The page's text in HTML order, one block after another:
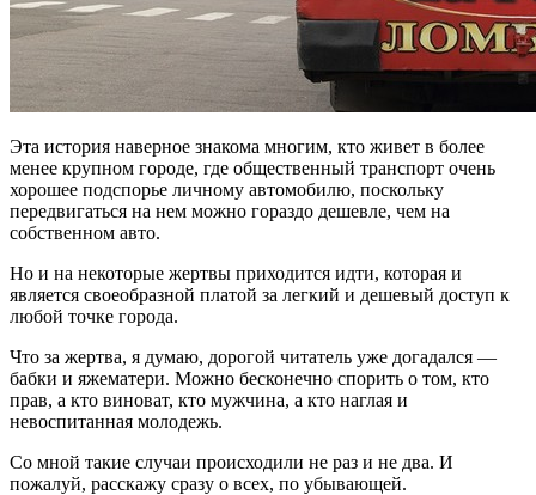
Эта история наверное знакома многим, кто живет в более
менее крупном городе, где общественный транспорт очень
хорошее подспорье личному автомобилю, поскольку
передвигаться на нем можно гораздо дешевле, чем на
собственном авто.
Но и на некоторые жертвы приходится идти, которая и
является своеобразной платой за легкий и дешевый доступ к
любой точке города.
Что за жертва, я думаю, дорогой читатель уже догадался —
бабки и яжематери. Можно бесконечно спорить о том, кто
прав, а кто виноват, кто мужчина, а кто наглая и
невоспитанная молодежь.
Со мной такие случаи происходили не раз и не два. И
пожалуй, расскажу сразу о всех, по убывающей.